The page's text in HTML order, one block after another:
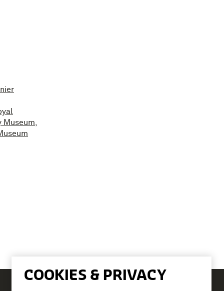
COOKIES & PRIVACY
Museum